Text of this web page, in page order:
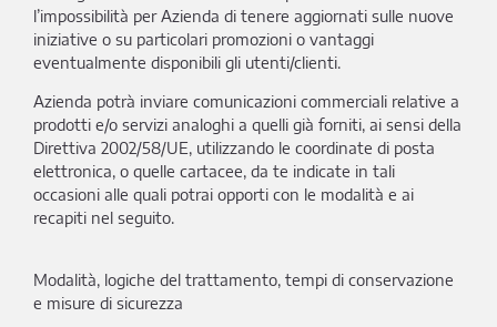
l’impossibilità per Azienda di tenere aggiornati sulle nuove
iniziative o su particolari promozioni o vantaggi
eventualmente disponibili gli utenti/clienti.
Azienda potrà inviare comunicazioni commerciali relative a
prodotti e/o servizi analoghi a quelli già forniti, ai sensi della
Direttiva 2002/58/UE, utilizzando le coordinate di posta
elettronica, o quelle cartacee, da te indicate in tali
occasioni alle quali potrai opporti con le modalità e ai
recapiti nel seguito.
Modalità, logiche del trattamento, tempi di conservazione
e misure di sicurezza